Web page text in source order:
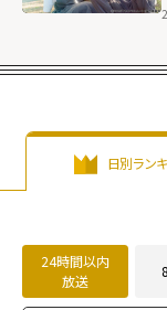
日別ラン
24時間以内
放送